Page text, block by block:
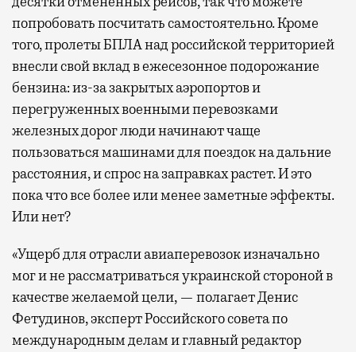
попробовать посчитать самостоятельно. Кроме
того, пролеты БПЛА над российской территорией
внесли свой вклад в ежесезонное подорожание
бензина: из-за закрытых аэропортов и
перегруженных военными перевозками
железных дорог люди начинают чаще
пользоваться машинами для поездок на дальние
расстояния, и спрос на заправках растет. И это
пока что все более или менее заметные эффекты.
Или нет?
«Ущерб для отрасли авиаперевозок изначально
мог и не рассматриваться украинской стороной в
качестве желаемой цели, — полагает Денис
Фетудинов, эксперт Российского совета по
международным делам и главный редактор